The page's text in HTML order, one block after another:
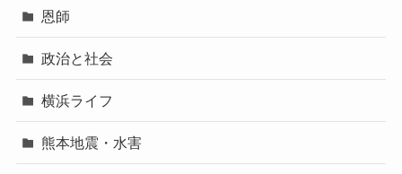
恩師
政治と社会
横浜ライフ
熊本地震・水害